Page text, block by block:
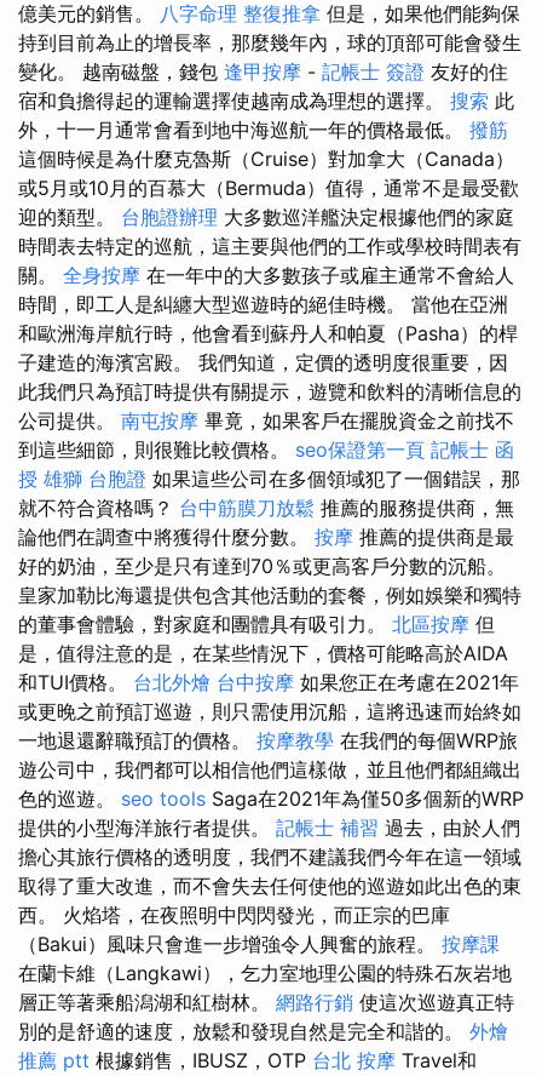
億美元的銷售。 八字命理 整復推拿 但是，如果他們能夠保
持到目前為止的增長率，那麼幾年內，球的頂部可能會發生
變化。 越南磁盤，錢包 逢甲按摩 - 記帳士 簽證 友好的住
宿和負擔得起的運輸選擇使越南成為理想的選擇。 搜索 此
外，十一月通常會看到地中海巡航一年的價格最低。 撥筋
這個時候是為什麼克魯斯（Cruise）對加拿大（Canada）
或5月或10月的百慕大（Bermuda）值得，通常不是最受歡
迎的類型。 台胞證辦理 大多數巡洋艦決定根據他們的家庭
時間表去特定的巡航，這主要與他們的工作或學校時間表有
關。 全身按摩 在一年中的大多數孩子或雇主通常不會給人
時間，即工人是糾纏大型巡遊時的絕佳時機。 當他在亞洲
和歐洲海岸航行時，他會看到蘇丹人和帕夏（Pasha）的桿
子建造的海濱宮殿。 我們知道，定價的透明度很重要，因
此我們只為預訂時提供有關提示，遊覽和飲料的清晰信息的
公司提供。 南屯按摩 畢竟，如果客戶在擺脫資金之前找不
到這些細節，則很難比較價格。 seo保證第一頁 記帳士 函
授 雄獅 台胞證 如果這些公司在多個領域犯了一個錯誤，那
就不符合資格嗎？ 台中筋膜刀放鬆 推薦的服務提供商，無
論他們在調查中將獲得什麼分數。 按摩 推薦的提供商是最
好的奶油，至少是只有達到70％或更高客戶分數的沉船。
皇家加勒比海還提供包含其他活動的套餐，例如娛樂和獨特
的董事會體驗，對家庭和團體具有吸引力。 北區按摩 但
是，值得注意的是，在某些情況下，價格可能略高於AIDA
和TUI價格。 台北外燴 台中按摩 如果您正在考慮在2021年
或更晚之前預訂巡遊，則只需使用沉船，這將迅速而始終如
一地退還辭職預訂的價格。 按摩教學 在我們的每個WRP旅
遊公司中，我們都可以相信他們這樣做，並且他們都組織出
色的巡遊。 seo tools Saga在2021年為僅50多個新的WRP
提供的小型海洋旅行者提供。 記帳士 補習 過去，由於人們
擔心其旅行價格的透明度，我們不建議我們今年在這一領域
取得了重大改進，而不會失去任何使他的巡遊如此出色的東
西。 火焰塔，在夜照明中閃閃發光，而正宗的巴庫
（Bakui）風味只會進一步增強令人興奮的旅程。 按摩課
在蘭卡維（Langkawi），乞力室地理公園的特殊石灰岩地
層正等著乘船潟湖和紅樹林。 網路行銷 使這次巡遊真正特
別的是舒適的速度，放鬆和發現自然是完全和諧的。 外燴
推薦 ptt 根據銷售，IBUSZ，OTP 台北 按摩 Travel和